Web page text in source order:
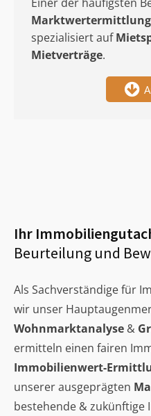
Marktwertermittlung
spezialisiert auf
Mietverträge.
Ihr
Beurteilung und
Als Sachverständige für
wir unser
Wohnmarktanalyse &
ermitteln einen fairen
Immobilienwert-
unserer ausgeprägten
bestehende & zukünftige